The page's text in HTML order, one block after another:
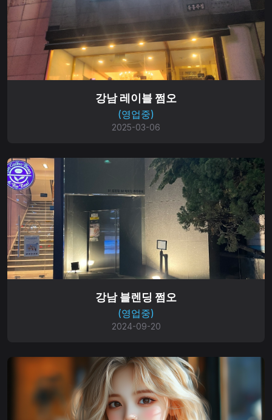
강남 레이블 쩜오
(영업중)
2025-03-06
강남 블렌딩 쩜오
(영업중)
2024-09-20